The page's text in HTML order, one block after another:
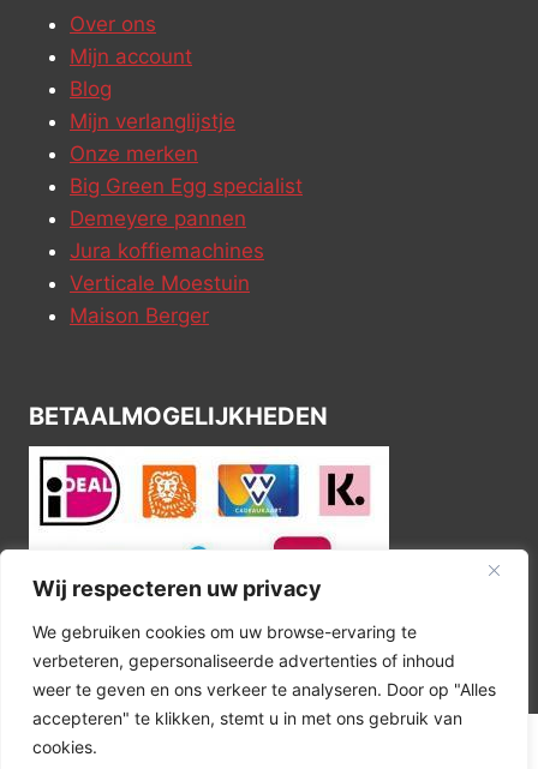
Wij respecteren uw privacy
We gebruiken cookies om uw browse-ervaring te
verbeteren, gepersonaliseerde advertenties of inhoud
weer te geven en ons verkeer te analyseren. Door op "Alles
accepteren" te klikken, stemt u in met ons gebruik van
cookies.
Over ons
Mijn account
Blog
Mijn verlanglijstje
Onze merken
Big Green Egg specialist
Demeyere pannen
Jura koffiemachines
Verticale Moestuin
Maison Berger
BETAALMOGELIJKHEDEN